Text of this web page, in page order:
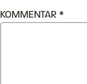
KOMMENTAR *